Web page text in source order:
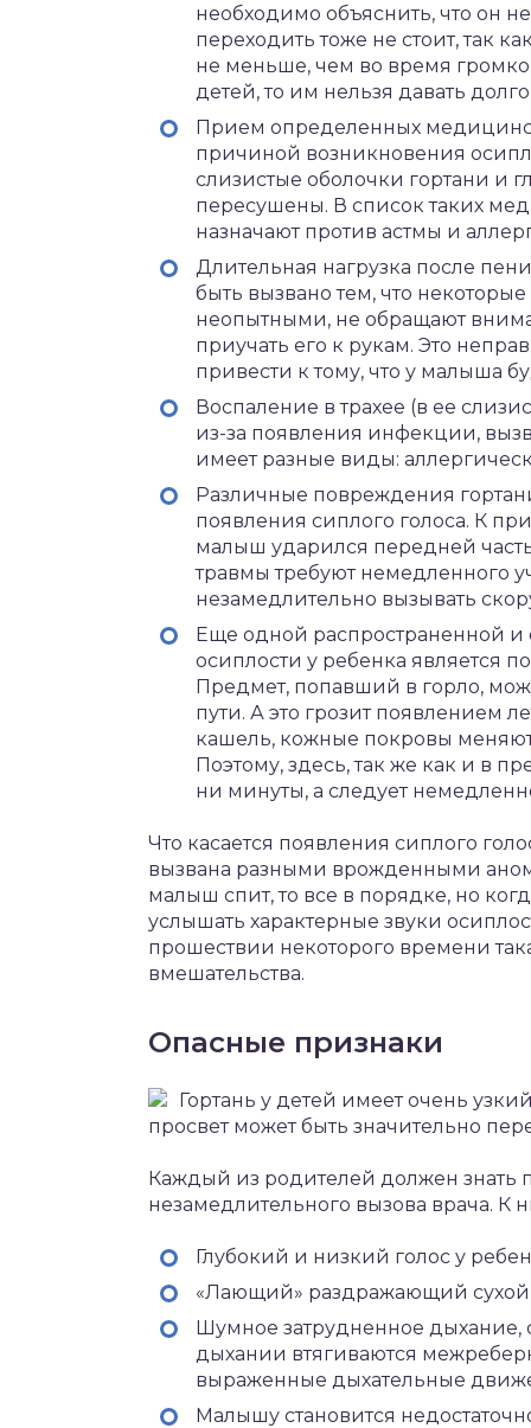
необходимо объяснить, что он
переходить тоже не стоит, так
не меньше, чем во время
детей, то им нельзя давать
Прием определенных
причиной возникновения
слизистые оболочки гортани и
пересушены. В список таких
назначают против астмы и
Длительная нагрузка после
быть вызвано тем, что
неопытными, не обращают
приучать его к рукам. Это
привести к тому, что у малыша
Воспаление в трахее (в ее
из-за появления инфекции,
имеет разные виды:
Различные повреждения
появления сиплого голоса. К
малыш ударился передней
травмы требуют немедленного
незамедлительно вызывать
Еще одной распространенной
осиплости у ребенка является
Предмет, попавший в горло,
пути. А это грозит появлением
кашель, кожные покровы
Поэтому, здесь, так же как и в
ни минуты, а следует
Что касается появления сиплого
вызвана разными врожденными
малыш спит, то все в порядке, но
услышать характерные звуки
прошествии некоторого времени
вмешательства.
Опасные признаки
Гортань у детей имеет очень
просвет может быть значительно
Каждый из родителей должен знать
незамедлительного вызова врача. К
Глубокий и низкий голос у
«Лающий» раздражающий сухой
Шумное затрудненное
дыхании втягиваются
выраженные дыхательные
Малышу становится